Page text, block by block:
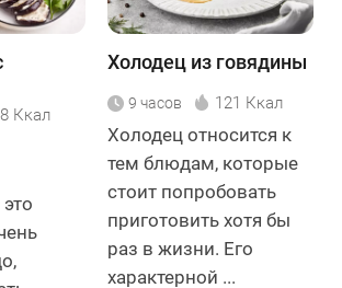
Ккал
Холодец из говядины
9 часов 121 Ккал
Холодец относится к
тем блюдам, которые
стоит попробовать
приготовить хотя бы
раз в жизни. Его
характерной ...